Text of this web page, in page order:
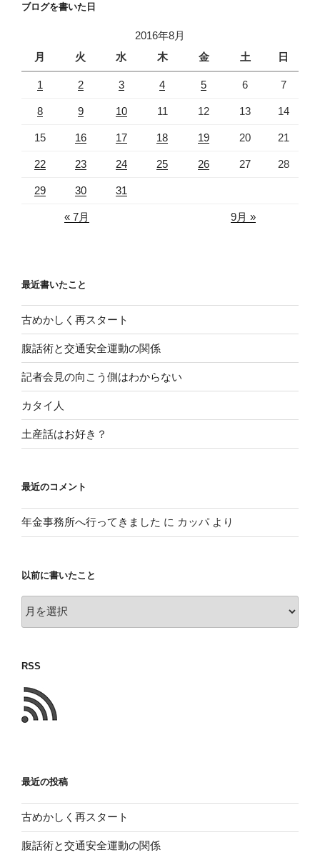
ブログを書いた日
2016年8月
月
火 水 木 金 土 日
1 2 3 4 5 6 7
8 9 10 11 12 13 14
15 16 17 18 19 20 21
22 23 24 25 26 27 28
29 30 31
« 7月 9月 »
最近書いたこと
古めかしく再スタート
腹話術と交通安全運動の関係
記者会見の向こう側はわからない
カタイ人
土産話はお好き？
最近のコメント
年金事務所へ行ってきました に カッパより
以前に書いたこと
前
い
た
こ
と
RSS
最近の投稿
古めかしく再スタート
腹話術と交通安全運動の関係